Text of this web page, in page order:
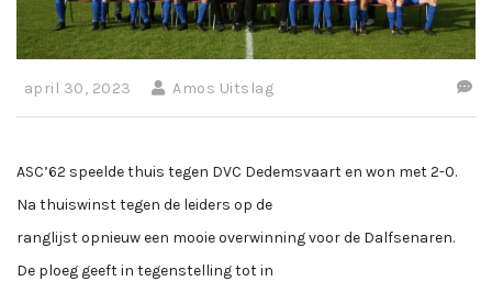
april 30, 2023 Amos Uitslag
ASC’62 speelde thuis tegen DVC Dedemsvaart en won met 2-0.
Na thuiswinst tegen de leiders op de
ranglijst opnieuw een mooie overwinning voor de Dalfsenaren.
De ploeg geeft in tegenstelling tot in